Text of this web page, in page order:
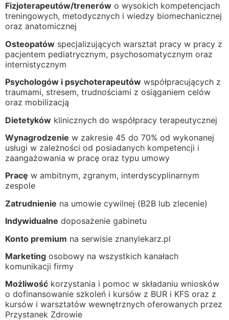
Fizjoterapeutów/trenerów o wysokich kompetencjach
treningowych, metodycznych i wiedzy biomechanicznej
oraz anatomicznej
Osteopatów specjalizujących warsztat pracy w pracy z
pacjentem pediatrycznym, psychosomatycznym oraz
internistycznym
Psychologów i psychoterapeutów współpracujących z
traumami, stresem, trudnościami z osiąganiem celów
oraz mobilizacją
Dietetyków klinicznych do współpracy terapeutycznej
Wynagrodzenie w zakresie 45 do 70% od wykonanej
usługi w zależności od posiadanych kompetencji i
zaangażowania w pracę oraz typu umowy
Pracę w ambitnym, zgranym, interdyscyplinarnym
zespole
Zatrudnienie na umowie cywilnej (B2B lub zlecenie)
Indywidualne doposażenie gabinetu
Konto premium na serwisie znanylekarz.pl
Marketing osobowy na wszystkich kanałach
komunikacji firmy
Możliwość korzystania i pomoc w składaniu wniosków
o dofinansowanie szkoleń i kursów z BUR i KFS oraz z
kursów i warsztatów wewnętrznych oferowanych przez
Przystanek Zdrowie